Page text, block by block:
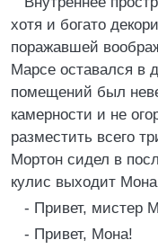
хотя и богато
поражавшей
Марсе оставался в
помещений был
камерности и не
разместить всего
Мортон сидел в
кулис выходит
- Привет, мистер
- Привет, Мона!